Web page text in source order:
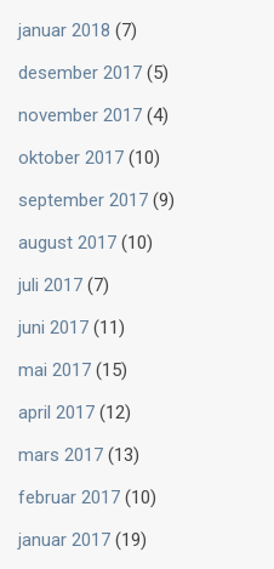
januar 2018 (7)
desember 2017 (5)
november 2017 (4)
oktober 2017 (10)
september 2017 (9)
august 2017 (10)
juli 2017 (7)
juni 2017 (11)
mai 2017 (15)
april 2017 (12)
mars 2017 (13)
februar 2017 (10)
januar 2017 (19)